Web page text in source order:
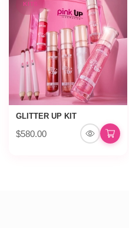
KITS
GLITTER UP KIT
$580.00